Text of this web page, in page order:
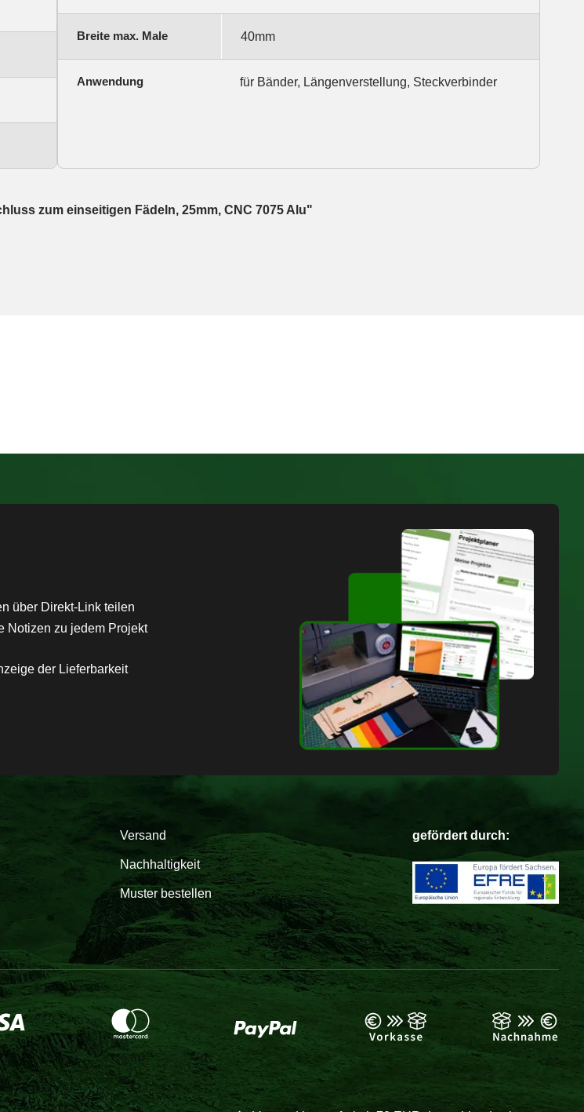
Breite max. Male 40mm
Anwendung für Bänder, Längenverstellung, Steckverbinder
zum einseitigen Fädeln, 25mm, CNC 7075 Alu"
über Direkt-Link teilen
Notizen zu jedem Projekt
der Lieferbarkeit
Versand
Nachhaltigkeit
Muster bestellen
gefördert durch: